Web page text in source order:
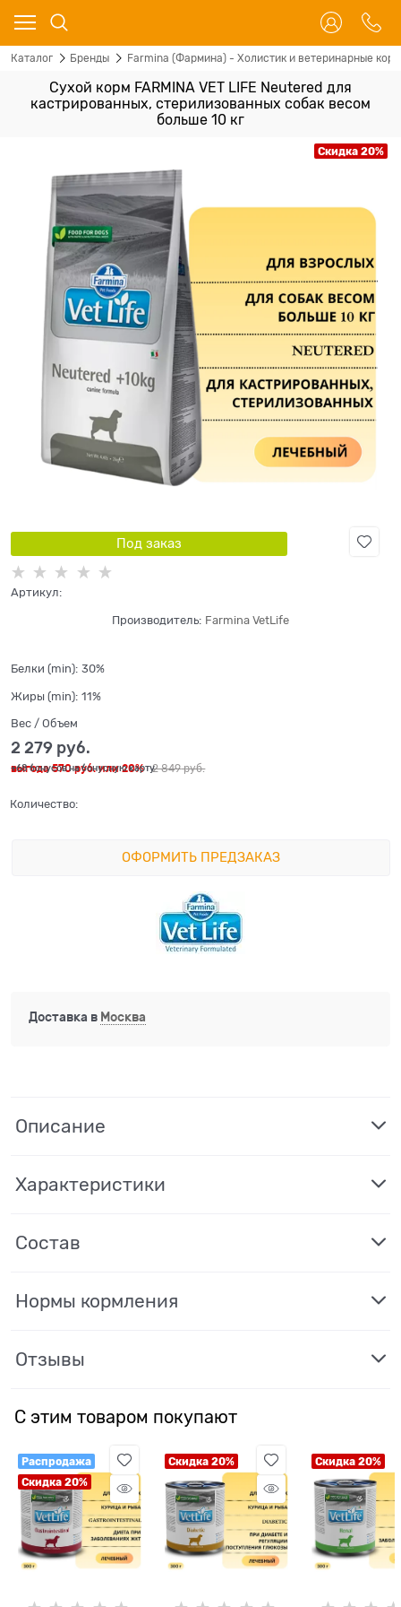
Каталог Бренды Farmina (Фармина) - Холистик и ветеринарные
Сухой корм FARMINA VET LIFE Neutered для
кастрированных, стерилизованных собак весом
больше 10 кг
Скидка 20%
Под заказ
Артикул:
Производитель: Farmina VetLife
Белки (min): 30%
Жиры (min): 11%
Вес / Объем
2 849 руб.
2 279 руб.
выгода570 руб.или20%
+68 бонусов на бонусную карту
Количество:
ОФОРМИТЬ ПРЕДЗАКАЗ
Доставка в Москва
Описание
Характеристики
Состав
Нормы кормления
Отзывы
С этим товаром покупают
Распродажа
Скидка 20%
Скидка 20% Скидка 20%